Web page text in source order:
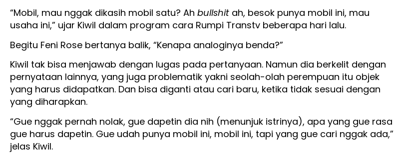
“Mobil, mau nggak dikasih mobil satu? Ah bullshit ah, besok punya mobil ini, mau
usaha ini,” ujar Kiwil dalam program cara Rumpi Transtv beberapa hari lalu.
Begitu Feni Rose bertanya balik, “Kenapa analoginya benda?”
Kiwil tak bisa menjawab dengan lugas pada pertanyaan. Namun dia berkelit dengan
pernyataan lainnya, yang juga problematik yakni seolah-olah perempuan itu objek
yang harus didapatkan. Dan bisa diganti atau cari baru, ketika tidak sesuai dengan
yang diharapkan.
“Gue nggak pernah nolak, gue dapetin dia nih (menunjuk istrinya), apa yang gue rasa
gue harus dapetin. Gue udah punya mobil ini, mobil ini, tapi yang gue cari nggak ada,”
jelas Kiwil.